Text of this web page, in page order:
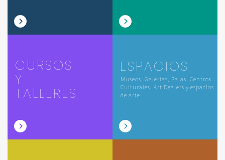
CURSOS
Y
TALLERES
ESPACIOS
Museos, Galerías, Salas, Centros
Culturales, Art Dealers y espacios
de arte